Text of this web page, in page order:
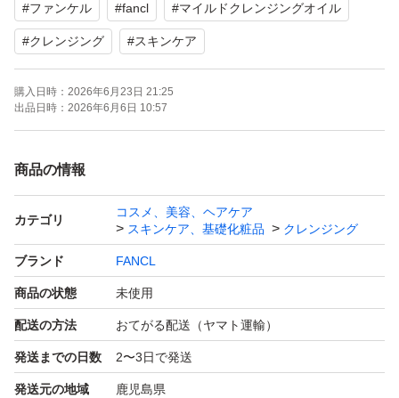
1本は2025.9.24製造分、
2本は2025.10.29製造分です
発送時は箱から出して送ります。
よろしくお願いいたします。
#ファンケル #fancl #マイルドクレンジングオイル
#クレンジング #スキンケア
購入日時： 2026年6月23日 21:25
出品日時： 2026年6月6日 10:57
商品の情報
カテゴリ
コスメ、美容、ヘアケア
スキンケア、基礎化粧品
クレンジング
ブランド FANCL
商品の状態 未使用
配送の方法 おてがる配送（ヤマト運輸）
発送までの日数 2〜3日で発送
発送元の地域 鹿児島県